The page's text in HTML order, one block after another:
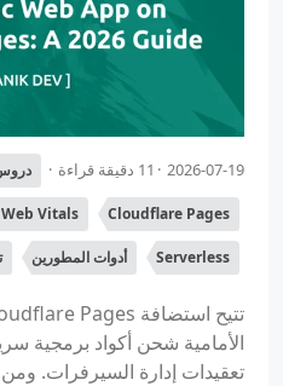
2026-07-19 11 دقيقة قراءة دروس
Cloudflare Pages
Vitals
Serverless أدوات المطورين
الأمامية شحن أكواد برمجية